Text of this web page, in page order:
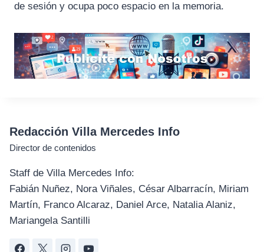
de sesión y ocupa poco espacio en la memoria.
Redacción Villa Mercedes Info
Director de contenidos
Staff de Villa Mercedes Info:
Fabián Nuñez, Nora Viñales, César Albarracín, Miriam
Martín, Franco Alcaraz, Daniel Arce, Natalia Alaniz,
Mariangela Santilli